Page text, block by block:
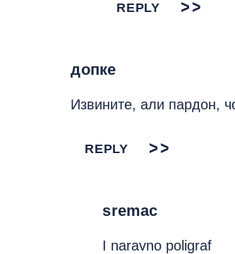
REPLY
допке
Извините, али пардон,
REPLY
sremac
I naravno poligraf